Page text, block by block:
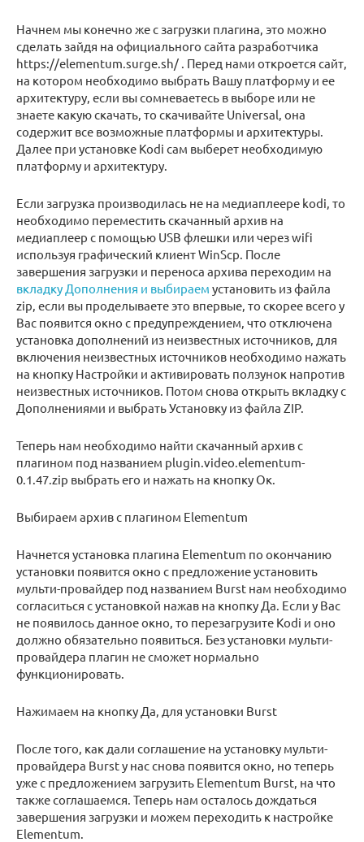
Начнем мы конечно же с загрузки плагина, это можно
сделать зайдя на официального сайта разработчика
https://elementum.surge.sh/ . Перед нами откроется сайт,
на котором необходимо выбрать Вашу платформу и ее
архитектуру, если вы сомневаетесь в выборе или не
знаете какую скачать, то скачивайте Universal, она
содержит все возможные платформы и архитектуры.
Далее при установке Kodi сам выберет необходимую
платформу и архитектуру.
Если загрузка производилась не на медиаплеере kodi, то
необходимо переместить скачанный архив на
медиаплеер с помощью USB флешки или через wifi
используя графический клиент WinScp. После
завершения загрузки и переноса архива переходим на
вкладку Дополнения и выбираем установить из файла
zip, если вы проделываете это впервые, то скорее всего у
Вас появится окно с предупреждением, что отключена
установка дополнений из неизвестных источников, для
включения неизвестных источников необходимо нажать
на кнопку Настройки и активировать ползунок напротив
неизвестных источников. Потом снова открыть вкладку с
Дополнениями и выбрать Установку из файла ZIP.
Теперь нам необходимо найти скачанный архив с
плагином под названием plugin.video.elementum-
0.1.47.zip выбрать его и нажать на кнопку Ок.
Выбираем архив с плагином Elementum
Начнется установка плагина Elementum по окончанию
установки появится окно с предложение установить
мульти-провайдер под названием Burst нам необходимо
согласиться с установкой нажав на кнопку Да. Если у Вас
не появилось данное окно, то перезагрузите Kodi и оно
должно обязательно появиться. Без установки мульти-
провайдера плагин не сможет нормально
функционировать.
Нажимаем на кнопку Да, для установки Burst
После того, как дали соглашение на установку мульти-
провайдера Burst у нас снова появится окно, но теперь
уже с предложением загрузить Elementum Burst, на что
также соглашаемся. Теперь нам осталось дождаться
завершения загрузки и можем переходить к настройке
Elementum.